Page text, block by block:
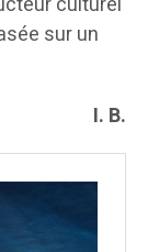
sur un
I. B.